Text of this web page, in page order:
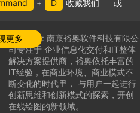
+ D 收藏我们 或
更多
公司介绍:南京裕奥软件科技有限公
司专注于 企业信息化交付和IT整体
解决方案提供商，裕奥依托丰富的
IT经验，在商业环境、商业模式不
断变化的时代里，
与用户一起进行
创新思维和创新模式的探索，开创
在线绘图的新领域。